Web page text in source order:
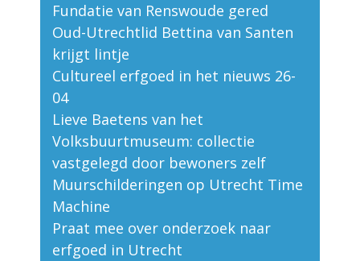
Fundatie van Renswoude gered
Oud-Utrechtlid Bettina van Santen
krijgt lintje
Cultureel erfgoed in het nieuws 26-
04
Lieve Baetens van het
Volksbuurtmuseum: collectie
vastgelegd door bewoners zelf
Muurschilderingen op Utrecht Time
Machine
Praat mee over onderzoek naar
erfgoed in Utrecht